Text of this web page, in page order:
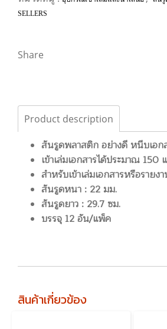
SELLERS
Share
Product description
สันรูดพลาสติก อย่างดี หนีบเอ
เข้าเล่มเอกสารได้ประมาณ
สำหรับเข้าเล่มเอกสารหรือราย
สันรูดหนา : 22 มม.
สันรูดยาว : 29.7 ซม.
บรรจุ 12 อัน/แพ็ค
สินค้าเกี่ยวข้อง